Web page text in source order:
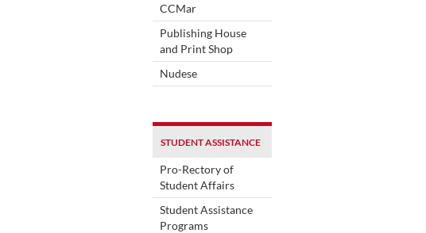
CCMar
Publishing House
and Print Shop
Nudese
STUDENT ASSISTANCE
Pro-Rectory of
Student Affairs
Student Assistance
Programs